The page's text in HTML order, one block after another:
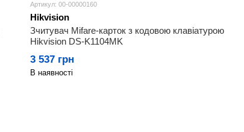
Артикул: 00-00000160
Hikvision
Зчитувач Mifare-карток з кодовою клавіатурою
Hikvision DS-K1104MK
3 537 грн
В наявності